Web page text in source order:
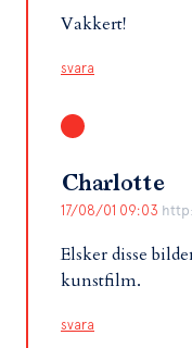
Vakkert!
svara
Charlotte
17/08/01 09:03
Elsker disse
kunstfilm.
svara